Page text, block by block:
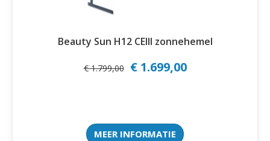
Beauty Sun H12 CEIII zonnehemel
€ 1.799,00 € 1.699,00
MEER INFORMATIE